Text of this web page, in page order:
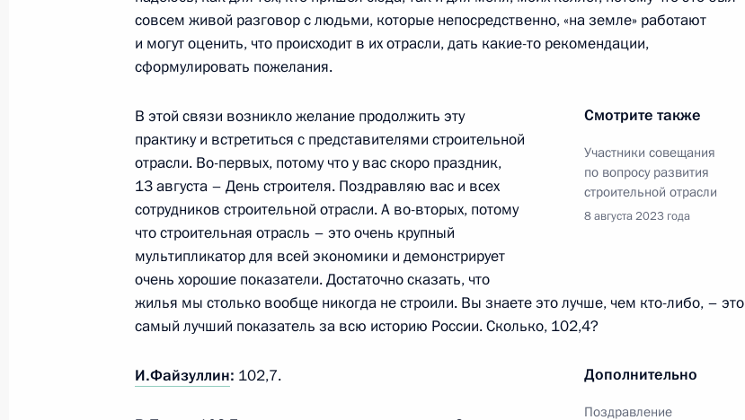
по внешнеторговым контрактам на поставку российской
сельскохозяйственной продукции
Подписан Указ о приостановлении Россией действия отдельных
положений международных договоров по вопросам
налогообложения
8 августа 2023 года, 14:50
Внесены изменения в статьи 29 и 36 закона о банках
4 августа 2023 года, 20:10
совсем живой разговор с людьми, которые непосредственно, «на земле» работают
и могут оценить, что происходит в их отрасли, дать какие-то рекомендации,
сформулировать пожелания.
Смотрите также
Участники совещания
по вопросу развития
строительной отрасли
8 августа 2023 года
В этой связи возникло желание продолжить эту
практику и встретиться с представителями строительной
отрасли. Во-первых, потому что у вас скоро праздник,
13 августа – День строителя. Поздравляю вас и всех
сотрудников строительной отрасли. А во-вторых, потому
что строительная отрасль – это очень крупный
мультипликатор для всей экономики и демонстрирует
очень хорошие показатели. Достаточно сказать, что
жилья мы столько вообще никогда не строили. Вы знаете это лучше, чем кто-либо, – это
самый лучший показатель за всю историю России. Сколько, 102,4?
Дополнительно
Поздравление
И.Файзуллин: 102,7.